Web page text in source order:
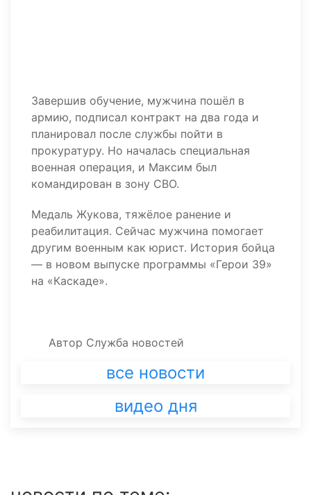
Завершив обучение, мужчина пошёл в
армию, подписал контракт на два года и
планировал после службы пойти в
прокуратуру. Но началась специальная
военная операция, и Максим был
командирован в зону СВО.
Медаль Жукова, тяжёлое ранение и
реабилитация. Сейчас мужчина помогает
другим военным как юрист. История бойца
— в новом выпуске программы «Герои 39»
на «Каскаде».
Автор Служба новостей
все новости
видео дня